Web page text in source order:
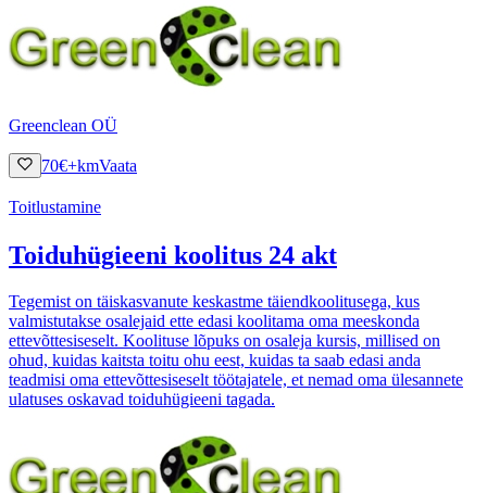
Greenclean OÜ
70€+kmVaata
Toitlustamine
Toiduhügieeni koolitus 24 akt
Tegemist on täiskasvanute keskastme täiendkoolitusega, kus
valmistutakse osalejaid ette edasi koolitama oma meeskonda
ettevõttesiseselt. Koolituse lõpuks on osaleja kursis, millised on
ohud, kuidas kaitsta toitu ohu eest, kuidas ta saab edasi anda
teadmisi oma ettevõttesiseselt töötajatele, et nemad oma ülesannete
ulatuses oskavad toiduhügieeni tagada.